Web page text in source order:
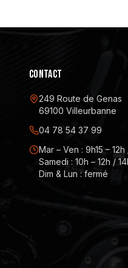
CONTACT
249 Route de Genas
69100 Villeurbanne
04 78 54 37 99
Mar – Ven : 9h15 – 12h
Samedi : 10h – 12h /
Dim & Lun : fermé